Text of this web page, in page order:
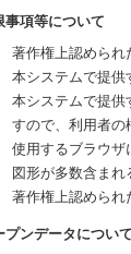
事項等について
著作権上認められ
本システムで提供
本システムで提供
すので、利用者の
使用するブラウザ
図形が多数含ま
著作権上認められ
プンデータについて